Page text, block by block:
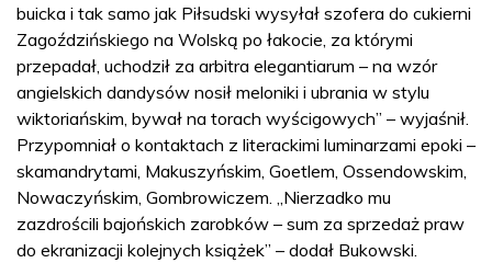
buicka i tak samo jak Piłsudski wysyłał szofera do cukierni
Zagoździńskiego na Wolską po łakocie, za którymi
przepadał, uchodził za arbitra elegantiarum – na wzór
angielskich dandysów nosił meloniki i ubrania w stylu
wiktoriańskim, bywał na torach wyścigowych” – wyjaśnił.
Przypomniał o kontaktach z literackimi luminarzami epoki –
skamandrytami, Makuszyńskim, Goetlem, Ossendowskim,
Nowaczyńskim, Gombrowiczem. „Nierzadko mu
zazdrościli bajońskich zarobków – sum za sprzedaż praw
do ekranizacji kolejnych książek” – dodał Bukowski.